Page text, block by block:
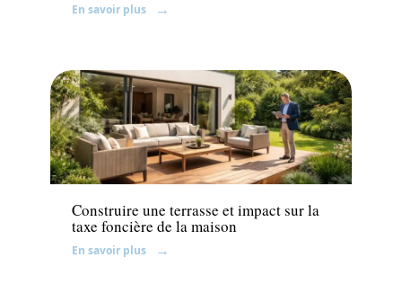
En savoir plus
Jardin
Construire une terrasse et impact sur la
taxe foncière de la maison
En savoir plus